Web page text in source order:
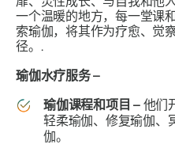
一个温暖的地方，每一堂课
索瑜伽，将其作为疗愈、觉
径。.
瑜伽水疗服务 –
瑜伽课程和项目 –他们
轻柔瑜伽、修复瑜伽、
伽。